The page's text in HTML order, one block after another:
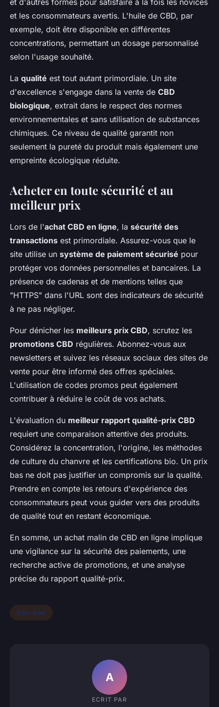
et les consommateurs avertis. L'huile de CBD, par
exemple, doit être disponible en différentes
concentrations, permettant un dosage personnalisé
selon l'usage souhaité.
La qualité est tout autant primordiale. Un site
d'excellence s'engage dans la vente de CBD
biologique, extrait dans le respect des normes
environnementales et sans utilisation de substances
chimiques. Ce niveau de qualité garantit non
seulement la pureté du produit mais également une
empreinte écologique réduite.
Acheter en toute sécurité et au
meilleur prix
Lors de l'achat CBD en ligne, la sécurité des
transactions est primordiale. Assurez-vous que le
site utilise un système de paiement sécurisé pour
protéger vos données personnelles et bancaires. La
présence de cadenas et de mentions telles que
"HTTPS" dans l'URL sont des indicateurs de sécurité
à ne pas négliger.
Pour dénicher les meilleurs prix CBD, scrutez les
promotions CBD régulières. Abonnez-vous aux
newsletters et suivez les réseaux sociaux des sites de
vente pour être informé des offres spéciales.
L'utilisation de codes promos peut également
contribuer à réduire le coût de vos achats.
L'évaluation du meilleur rapport qualité-prix CBD
requiert une comparaison attentive des produits.
Considérez la concentration, l'origine, les méthodes
de culture du chanvre et les certifications bio. Un prix
bas ne doit pas justifier un compromis sur la qualité.
Prendre en compte les retours d'expérience des
consommateurs peut vous guider vers des produits
de qualité tout en restant économique.
En somme, un achat malin de CBD en ligne implique
une vigilance sur la sécurité des paiements, une
recherche active de promotions, et une analyse
précise du rapport qualité-prix.
Bien-être
A
ECRIT PAR